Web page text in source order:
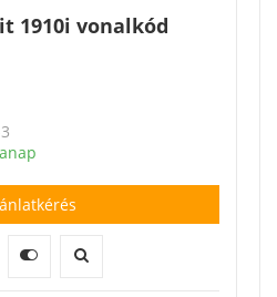
1910i vonalkód